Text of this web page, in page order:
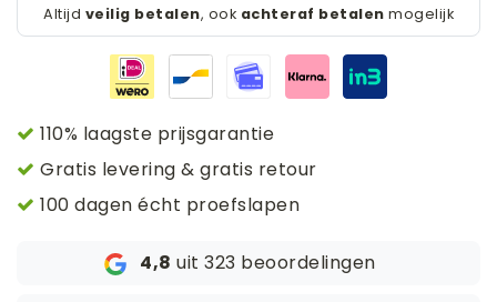
Altijd veilig betalen, ook achteraf betalen mogelijk
110% laagste prijsgarantie
Gratis levering & gratis retour
100 dagen écht proefslapen
4,8 uit 323 beoordelingen